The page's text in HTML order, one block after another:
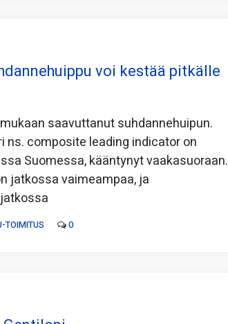
voi kestää pitkälle
saavuttanut suhdannehuipun.
ns. composite leading indicator on
Suomessa, kääntynyt vaakasuoraan.
jatkossa vaimeampaa, ja
TOIMITUS 0